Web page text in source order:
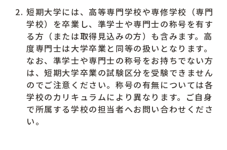
短期大学には、高等専門学校や専修学校（専門
学校）を卒業し、準学士や専門士の称号を有す
る方（または取得見込みの方）も含みます。高
度専門士は大学卒業と同等の扱いとなります。
なお、準学士や専門士の称号をお持ちでない方
は、短期大学卒業の試験区分を受験できません
のでご注意ください。称号の有無については各
学校のカリキュラムにより異なります。ご自身
で所属する学校の担当者へお問い合わせくださ
い。